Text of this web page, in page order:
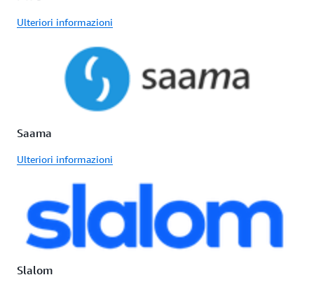
Ulteriori informazioni
Saama
Ulteriori informazioni
Slalom